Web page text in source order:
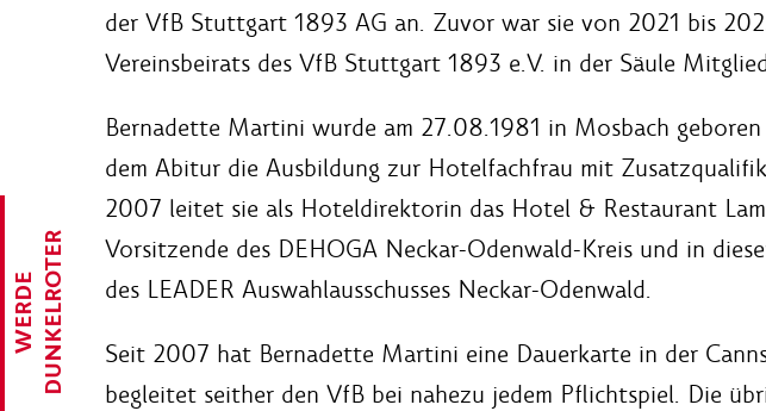
W
E
R
D
E
D
U
N
K
E
L
R
O
T
ER
der VfB Stuttgart 1893 AG an. Zuvor war sie von 2021 bis
Vereinsbeirats des VfB Stuttgart 1893 e.V. in der Säule
Bernadette Martini wurde am 27.08.1981 in Mosbach
dem Abitur die Ausbildung zur Hotelfachfrau mit
2007 leitet sie als Hoteldirektorin das Hotel & Restaurant
Vorsitzende des DEHOGA Neckar-Odenwald-Kreis und in
des LEADER Auswahlausschusses Neckar-Odenwald.
Seit 2007 hat Bernadette Martini eine Dauerkarte in der
begleitet seither den VfB bei nahezu jedem Pflichtspiel. Die